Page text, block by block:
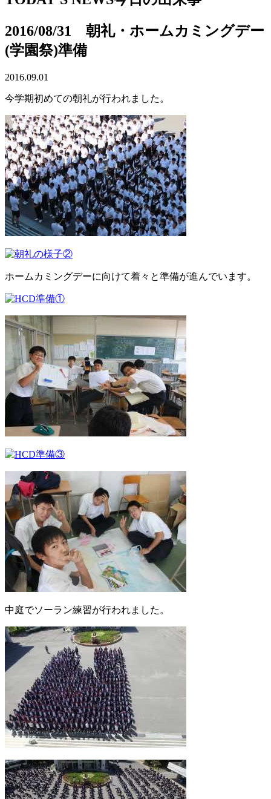
2016/08/31 朝礼・ホームカミングデー
(学園祭)準備
2016.09.01
今学期初めての朝礼が行われました。
ホームカミングデーに向けて着々と準備が進んでいます。
中庭でソーラン練習が行われました。